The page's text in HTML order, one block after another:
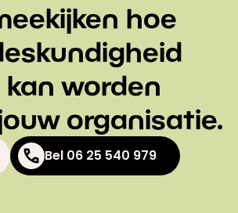
hoe
worden
organisatie.
Bel 06 25 540 979